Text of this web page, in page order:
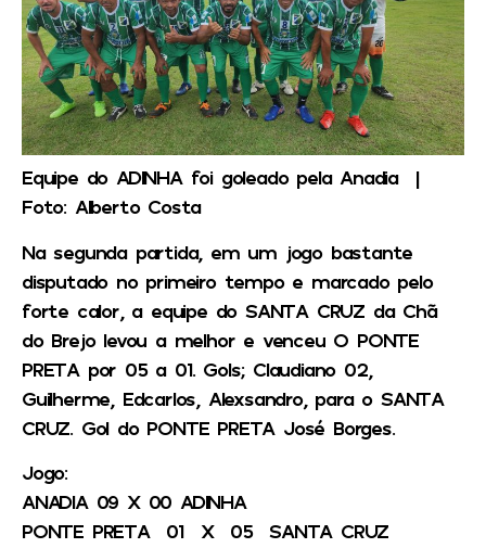
Equipe do ADINHA foi goleado pela Anadia |
Foto: Alberto Costa
Na segunda partida, em um jogo bastante
disputado no primeiro tempo e marcado pelo
forte calor, a equipe do SANTA CRUZ da Chã
do Brejo levou a melhor e venceu O PONTE
PRETA por 05 a 01. Gols; Claudiano 02,
Guilherme, Edcarlos, Alexsandro, para o SANTA
CRUZ. Gol do PONTE PRETA José Borges.
Jogo:
ANADIA 09 X 00 ADINHA
PONTE PRETA 01 X 05 SANTA CRUZ